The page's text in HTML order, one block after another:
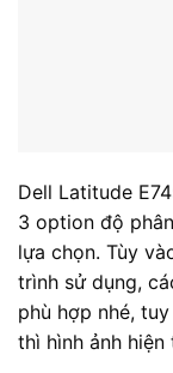
phù hợp nhé,
thì hình ảnh
Âm thanh chất
Khá giống với
trong dòng